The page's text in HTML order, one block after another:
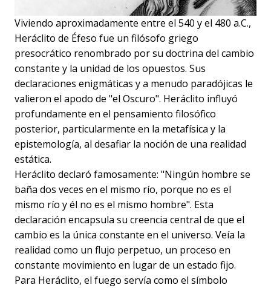
Viviendo aproximadamente entre el 540 y el 480 a.C.,
Heráclito de Éfeso fue un filósofo griego
presocrático renombrado por su doctrina del cambio
constante y la unidad de los opuestos. Sus
declaraciones enigmáticas y a menudo paradójicas le
valieron el apodo de "el Oscuro". Heráclito influyó
profundamente en el pensamiento filosófico
posterior, particularmente en la metafísica y la
epistemología, al desafiar la noción de una realidad
estática.
Heráclito declaró famosamente: "Ningún hombre se
baña dos veces en el mismo río, porque no es el
mismo río y él no es el mismo hombre". Esta
declaración encapsula su creencia central de que el
cambio es la única constante en el universo. Veía la
realidad como un flujo perpetuo, un proceso en
constante movimiento en lugar de un estado fijo.
Para Heráclito, el fuego servía como el símbolo